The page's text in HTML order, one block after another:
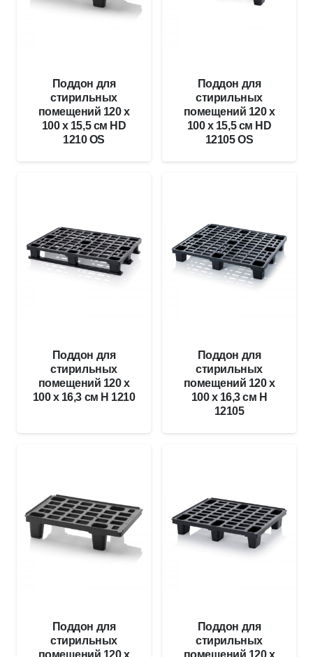
Поддон для
стирильных
помещений 120 x
100 x 15,5 см HD
1210 OS
Поддон для
стирильных
помещений 120 x
100 x 15,5 см HD
12105 OS
Поддон для
стирильных
помещений 120 x
100 x 16,3 см H 1210
Поддон для
стирильных
помещений 120 x
100 x 16,3 см H
12105
Поддон для
стирильных
помещений 120 x
Поддон для
стирильных
помещений 120 x